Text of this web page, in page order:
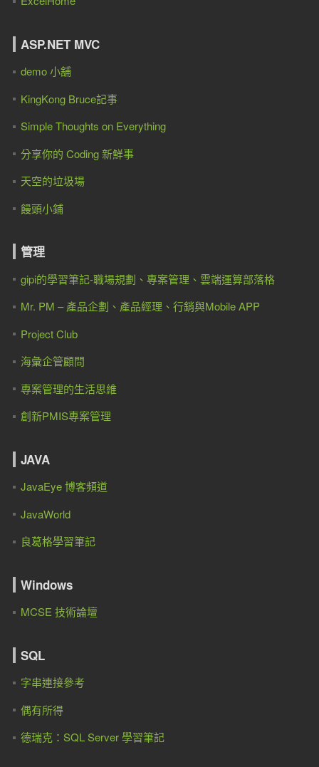
ASP.NET MVC
demo 小舖
KingKong Bruce記事
Simple Thoughts on Everything
分享你的 Coding 新鮮事
天空的垃圾場
饅頭小鋪
管理
gipi的學習筆記-職場規劃、專案管理、雲端運算部落格
Mr. PM – 產品企劃、產品經理、行銷與Mobile APP
Project Club
海彙企管顧問
專案管理的生活思維
創新PMIS專案管理
JAVA
JavaEye 博客頻道
JavaWorld
良葛格學習筆記
Windows
MCSE 技術論壇
SQL
字串連接參考
偶有所得
德瑞克：SQL Server 學習筆記